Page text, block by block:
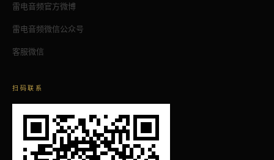
雷电音频官方微博
雷电音频微信公众号
客服微信
扫码联系